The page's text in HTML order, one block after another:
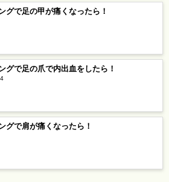
グで足の甲が痛くなったら！
グで足の爪で内出血をしたら！
グで肩が痛くなったら！